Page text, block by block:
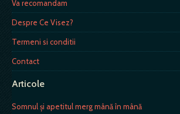
Va recomandam
Despre Ce Visez?
Termeni si conditii
Contact
Articole
Somnul şi apetitul merg mână în mână